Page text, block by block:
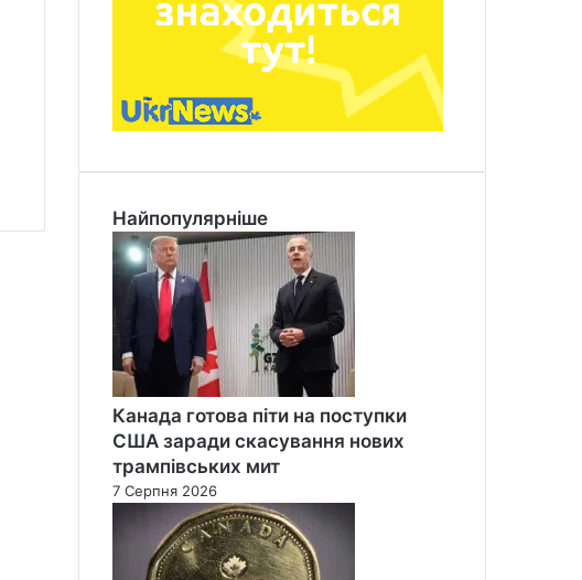
Найпопулярніше
Канада готова піти на поступки
США заради скасування нових
трампівських мит
7 Серпня 2026